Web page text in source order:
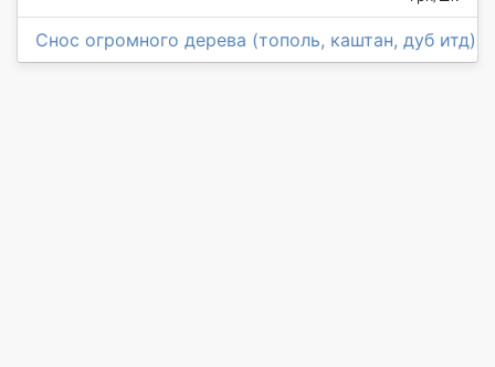
Снос огромного дерева (тополь, каштан, дуб итд)